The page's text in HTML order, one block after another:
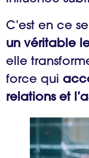
C’est en ce
un véritable
elle
force qui
relations et